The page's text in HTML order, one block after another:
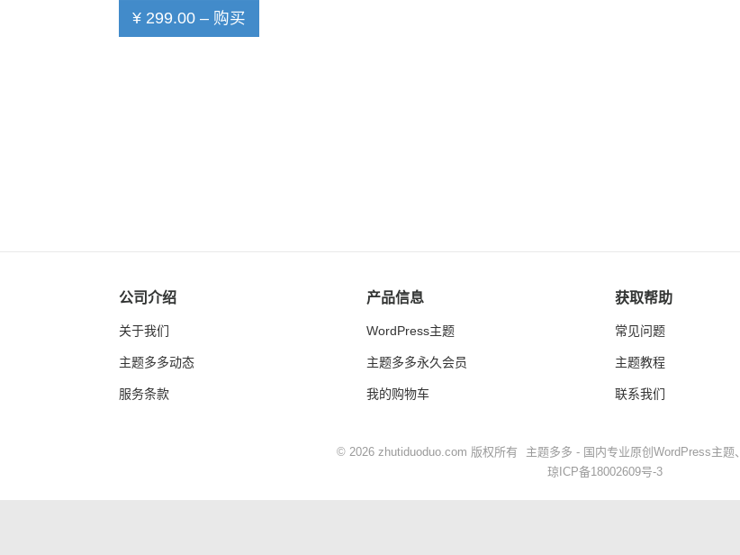
¥ 299.00 – 购买
公司介绍
关于我们
主题多多动态
服务条款
产品信息
WordPress主题
主题多多永久会员
我的购物车
获取帮助
常见问题
主题教程
联系我们
© 2026 zhutiduoduo.com 版权所有 主题多多 - 国内专业原创 WordPress主题、
琼ICP备18002609号-3